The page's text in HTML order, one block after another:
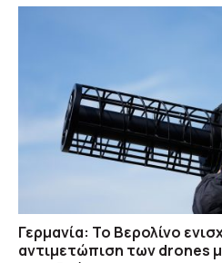
Γερμανία: Το Βερολίνο
αντιμετώπιση των drones